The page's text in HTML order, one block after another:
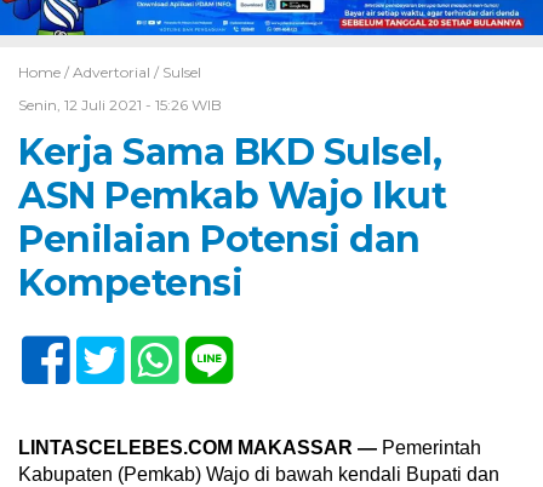
Home / Advertorial / Sulsel
Senin, 12 Juli 2021 - 15:26 WIB
Kerja Sama BKD Sulsel,
ASN Pemkab Wajo Ikut
Penilaian Potensi dan
Kompetensi
LINTASCELEBES.COM MAKASSAR — Pemerintah
Kabupaten (Pemkab) Wajo di bawah kendali Bupati dan